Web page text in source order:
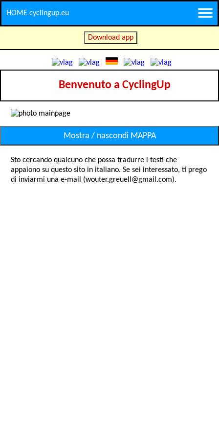
HOME cyclingup.eu
Download app
Benvenuto a CyclingUp
Mostra / nascondi MAPPA
Sto cercando qualcuno che possa tradurre i testi che
appaiono su questo sito in italiano. Se sei interessato, ti prego
di inviarmi una e-mail (wouter.greuell@gmail.com).